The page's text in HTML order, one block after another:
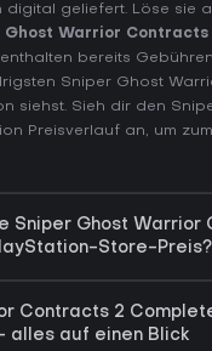
digital geliefert. Löse sie
Ghost Warrior Contracts
bereits
Sniper Ghost
siehst. Sieh dir den
Preisverlauf an, um
Sniper Ghost Warrior
Store-Preis?
Contracts 2
alles auf einen Blick